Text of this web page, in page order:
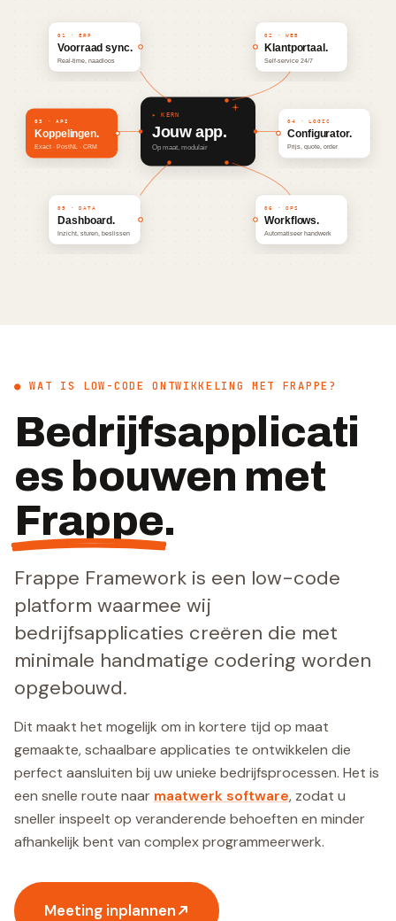
● WAT IS LOW-CODE ONTWIKKELING MET FRAPPE?
Bedrijfsapplicati
es bouwen met
Frappe.
Frappe Framework is een low-code
platform waarmee wij
bedrijfsapplicaties creëren die met
minimale handmatige codering worden
opgebouwd.
Dit maakt het mogelijk om in kortere tijd op maat
gemaakte, schaalbare applicaties te ontwikkelen die
perfect aansluiten bij uw unieke bedrijfsprocessen. Het is
een snelle route naar maatwerk software, zodat u
sneller inspeelt op veranderende behoeften en minder
afhankelijk bent van complex programmeerwerk.
Meeting inplannen